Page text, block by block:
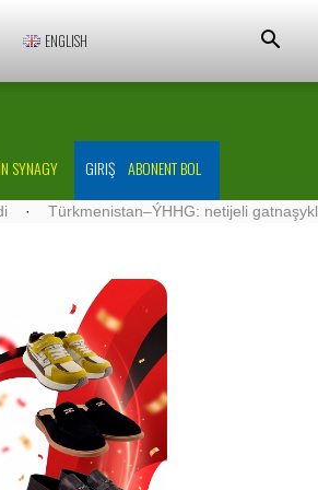
ENGLISH
SYNAGY GIRIŞ ABONENT BOL
netijeli gatnaşyklar ösdürilýär ·